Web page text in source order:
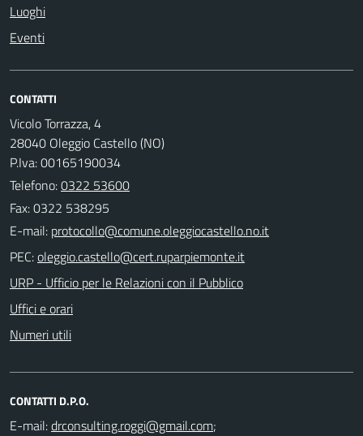
Luoghi
Eventi
CONTATTI
Vicolo Torrazza, 4
28040 Oleggio Castello (NO)
P.Iva: 00165190034
Telefono:0322 53600
Fax: 0322 538295
E-mail:
PEC:
URP - Ufficio per le Relazioni con il Pubblico
Uffici e orari
Numeri utili
CONTATTI D.P.O.
E-mail:
;